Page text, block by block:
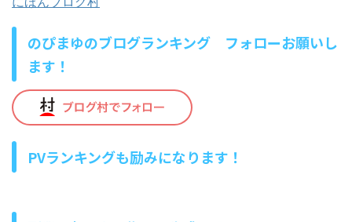
のぴまゆのブログランキング フォローお願いし
ます！
PVランキングも励みになります！